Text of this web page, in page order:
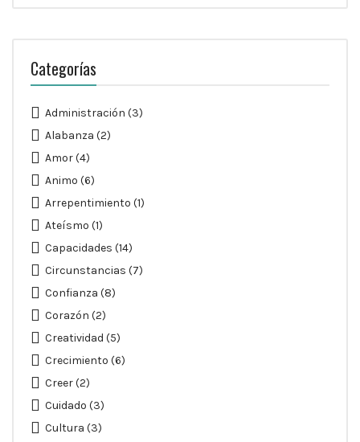
Categorías
Administración (3)
Alabanza (2)
Amor(4)
Animo (6)
Arrepentimiento (1)
Ateísmo (1)
Capacidades (14)
Circunstancias (7)
Confianza (8)
Corazón (2)
Creatividad (5)
Crecimiento (6)
Creer(2)
Cuidado (3)
Cultura (3)